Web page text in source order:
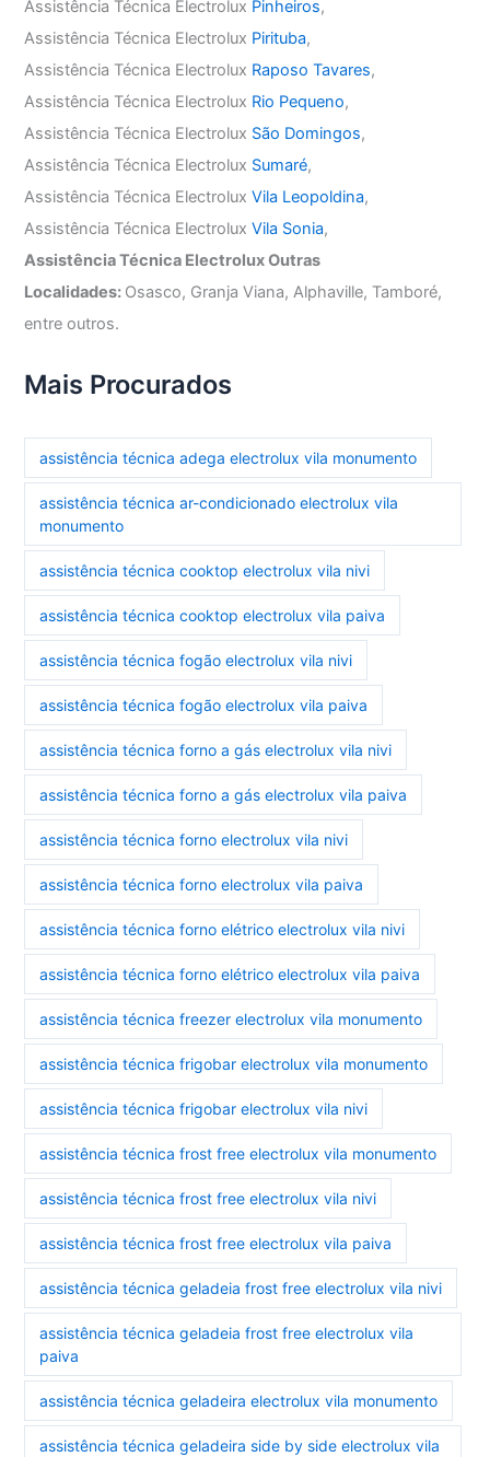
Assistência Técnica Electrolux Pinheiros,
Assistência Técnica Electrolux Pirituba,
Assistência Técnica Electrolux Raposo Tavares,
Assistência Técnica Electrolux Rio Pequeno,
Assistência Técnica Electrolux São Domingos,
Assistência Técnica Electrolux Sumaré,
Assistência Técnica ElectroluxVila Leopoldina,
Assistência Técnica ElectroluxVila Sonia,
Assistência Técnica Electrolux Outras
Localidades: Osasco, Granja Viana, Alphaville, Tamboré,
entre outros.
Mais Procurados
assistência técnica adega electrolux vila monumento
assistência técnica ar-condicionado electrolux vila
monumento
assistência técnica cooktop electrolux vila nivi
assistência técnica cooktop electrolux vila paiva
assistência técnica fogão electrolux vila nivi
assistência técnica fogão electrolux vila paiva
assistência técnica forno a gás electrolux vila nivi
assistência técnica forno a gás electrolux vila paiva
assistência técnica forno electrolux vila nivi
assistência técnica forno electrolux vila paiva
assistência técnica forno elétrico electrolux vila nivi
assistência técnica forno elétrico electrolux vila paiva
assistência técnica freezer electrolux vila monumento
assistência técnica frigobar electrolux vila monumento
assistência técnica frigobar electrolux vila nivi
assistência técnica frost free electrolux vila monumento
assistência técnica frost free electrolux vila nivi
assistência técnica frost free electrolux vila paiva
assistência técnica geladeia frost free electrolux vila nivi
assistência técnica geladeia frost free electrolux vila
paiva
assistência técnica geladeira electrolux vila monumento
assistência técnica geladeira side by side electrolux vila